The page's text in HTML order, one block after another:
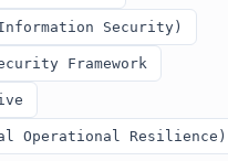
Security)
Framework
Operational Resilience)